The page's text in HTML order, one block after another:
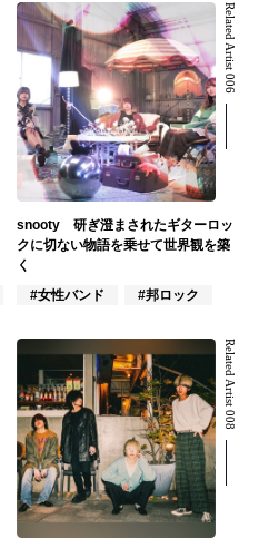
#アニメ/ゲーム
Related Artist 006
snooty 研ぎ澄まされたギターロッ
クに切ない物語を乗せて世界観を築
く
#女性バンド
#邦ロック
Related Artist 008